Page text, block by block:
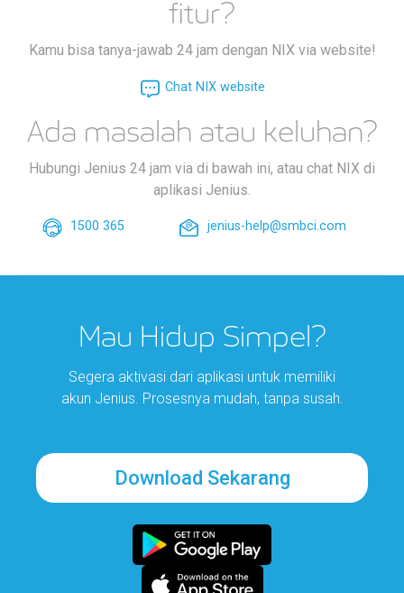
fitur?
Kamu bisa tanya-jawab 24 jam dengan NIX via website!
Chat NIX website
Ada masalah atau keluhan?
Hubungi Jenius 24 jam via di bawah ini, atau chat NIX di
aplikasi Jenius.
1500 365 jenius-help@smbci.com
Mau Hidup Simpel?
Segera aktivasi dari aplikasi untuk memiliki
akun Jenius. Prosesnya mudah, tanpa susah.
Download Sekarang